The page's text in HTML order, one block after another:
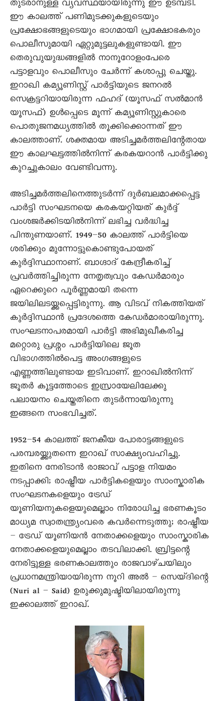
തുടരാനുള്ള വ്യവസ്ഥയായിരുന്നു ഈ ഉടമ്പടി.
ഈ കാലത്ത് പണിമുടക്കുകളുടെയും
പ്രക്ഷോഭങ്ങളുടെയും ഭാഗമായി പ്രക്ഷോഭകരും
പൊലീസുമായി ഏറ്റുമുട്ടലുകളുണ്ടായി. ഈ
തെരുവുയുദ്ധങ്ങളിൽ നാനൂറോളംപേരെ
പട്ടാളവും പൊലീസും ചേർന്ന് കശാപ്പു ചെയ്തു.
ഇറാഖി കമ്യൂണിസ്റ്റ് പാർട്ടിയുടെ ജനറൽ
സെക്രട്ടറിയായിരുന്ന ഫഹദ് (യൂസഫ് സൽമാൻ
യൂസഫ്) ഉൾപ്പെടെ മൂന്ന് കമ്യൂണിസ്റ്റുകാരെ
പൊതുജനമധ്യത്തിൽ തൂക്കിക്കൊന്നത് ഈ
കാലത്താണ്. ശക്തമായ അടിച്ചമർത്തലിന്റേതായ
ഈ കാലഘട്ടത്തിൽനിന്ന് കരകയറാൻ പാർട്ടിക്കു
കുറച്ചുകാലം വേണ്ടിവന്നു.
അടിച്ചമർത്തലിനെത്തുടർന്ന് ദുർബലമാക്കപ്പെട്ട
പാർട്ടി സംഘടനയെ കരകയറ്റിയത് കുർദ്ദ്
വംശജർക്കിടയിൽനിന്ന് ലഭിച്ച വർദ്ധിച്ച
പിന്തുണയാണ്. 1949–50 കാലത്ത് പാർട്ടിയെ
ശരിക്കും മുന്നോട്ടുകൊണ്ടുപോയത്
കുർദ്ദിസ്ഥാനാണ്. ബാഗ്ദാദ് കേന്ദ്രീകരിച്ച്
പ്രവർത്തിച്ചിരുന്ന നേതൃത്വവും കേഡർമാരും
ഏറെക്കുറെ പൂർണ്ണമായി തന്നെ
ജയിലിലടയ്ക്കപ്പെട്ടിരുന്നു. ആ വിടവ് നികത്തിയത്
കുർദ്ദിസ്ഥാൻ പ്രദേശത്തെ കേഡർമാരായിരുന്നു.
സംഘടനാപരമായി പാർട്ടി അഭിമുഖീകരിച്ച
മറ്റൊരു പ്രശ്നം പാർട്ടിയിലെ ജൂത
വിഭാഗത്തിൽപെട്ട അംഗങ്ങളുടെ
എണ്ണത്തിലുണ്ടായ ഇടിവാണ്. ഇറാഖിൽനിന്ന്
ജൂതർ കൂട്ടത്തോടെ ഇസ്രായേലിലേക്കു
പലായനം ചെയ്തതിനെ തുടർന്നായിരുന്നു
ഇങ്ങനെ സംഭവിച്ചത്.
1952–54 കാലത്ത് ജനകീയ പോരാട്ടങ്ങളുടെ
പരമ്പരയ്ക്കുതന്നെ ഇറാഖ് സാക്ഷ്യംവഹിച്ചു.
ഇതിനെ നേരിടാൻ രാജാവ് പട്ടാള നിയമം
നടപ്പാക്കി; രാഷ്ട്രീയ പാർട്ടികളെയും സാംസ്കാരിക
സംഘടനകളെയും ട്രേഡ്
യൂണിയനുകളെയുമെല്ലാം നിരോധിച്ച ഭരണകൂടം
മാധ്യമ സ്വാതന്ത്ര്യംവരെ കവർന്നെടുത്തു; രാഷ്ട്രീയ
– ട്രേഡ് യൂണിയൻ നേതാക്കളെയും സാംസ്കാരിക
നേതാക്കളെയുമെല്ലാം തടവിലാക്കി. ബ്രിട്ടന്റെ
നേരിട്ടുള്ള ഭരണകാലത്തും രാജവാഴ്ചയിലും
പ്രധാനമന്ത്രിയായിരുന്ന നൂറി അൽ – സെയ്ദിന്റെ
(Nuri al – Said) ഉരുക്കുമുഷ്ടിയിലായിരുന്നു
ഇക്കാലത്ത് ഇറാഖ്.